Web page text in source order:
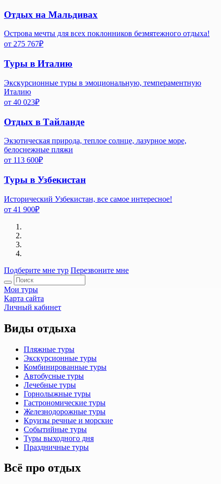
Отдых на Мальдивах
Острова мечты для всех поклонников безмятежного отдыха!
от 275 767₽
Туры в Италию
Экскурсионные туры в эмоциональную, темпераментную
Италию
от 40 023₽
Отдых в Тайланде
Экзотическая природа, теплое солнце, лазурное море,
белоснежные пляжи
от 113 600₽
Туры в Узбекистан
Исторический Узбекистан, все самое интересное!
от 41 900₽
Подберите мне тур Перезвоните мне
Мои туры
Карта сайта
Личный кабинет
Виды отдыха
Пляжные туры
Экскурсионные туры
Комбинированные туры
Автобусные туры
Лечебные туры
Горнолыжные туры
Гастрономические туры
Железнодорожные туры
Круизы речные и морские
Событийные туры
Туры выходного дня
Праздничные туры
Всё про отдых